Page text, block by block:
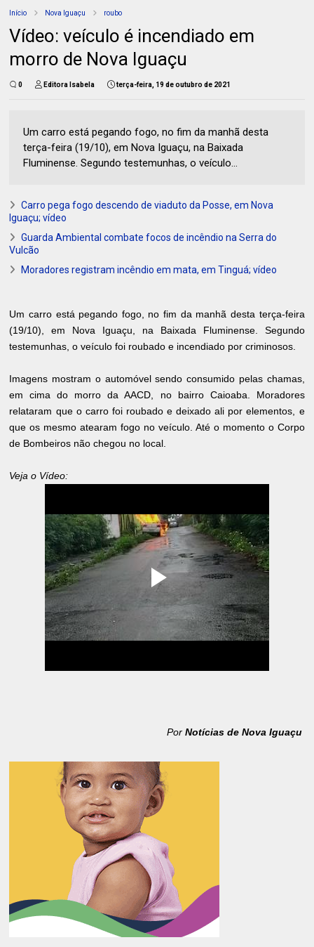
Início Nova Iguaçu roubo
Vídeo: veículo é incendiado em
morro de Nova Iguaçu
0 Editora Isabela terça-feira, 19 de outubro de 2021
Um carro está pegando fogo, no fim da manhã desta
terça-feira (19/10), em Nova Iguaçu, na Baixada
Fluminense. Segundo testemunhas, o veículo...
Carro pega fogo descendo de viaduto da Posse, em Nova
Iguaçu; vídeo
Guarda Ambiental combate focos de incêndio na Serra do
Vulcão
Moradores registram incêndio em mata, em Tinguá; vídeo
Um carro está pegando fogo, no fim da manhã desta terça-feira
(19/10), em Nova Iguaçu, na Baixada Fluminense. Segundo
testemunhas, o veículo foi roubado e incendiado por criminosos.
Imagens mostram o automóvel sendo consumido pelas chamas,
em cima do morro da AACD, no bairro Caioaba. Moradores
relataram que o carro foi roubado e deixado ali por elementos, e
que os mesmo atearam fogo no veículo. Até o momento o Corpo
de Bombeiros não chegou no local.
Veja o Vídeo:
Por Notícias de Nova Iguaçu